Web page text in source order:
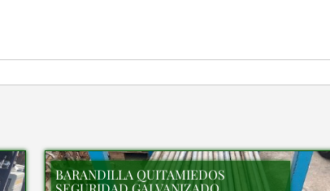
BARANDILLA QUITAMIEDOS